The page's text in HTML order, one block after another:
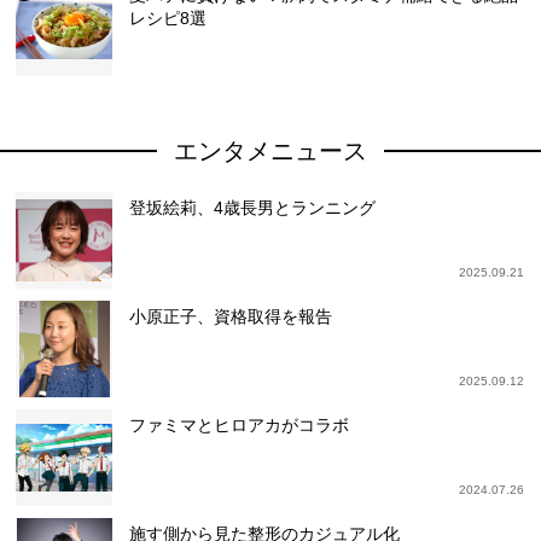
レシピ8選
エンタメニュース
登坂絵莉、4歳長男とランニング
2025.09.21
小原正子、資格取得を報告
2025.09.12
ファミマとヒロアカがコラボ
2024.07.26
施す側から見た整形のカジュアル化